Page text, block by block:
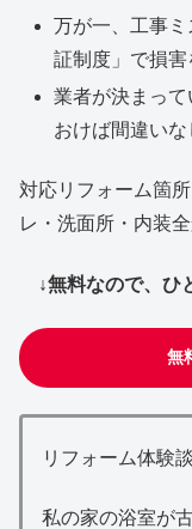
万が一、工事
証制度」で損
業者が決まっ
おけば間違いな
対応リフォーム箇
レ・洗面所・内装
↓無料なので、ひ
無
リフォーム体験談
私の家の浴室が